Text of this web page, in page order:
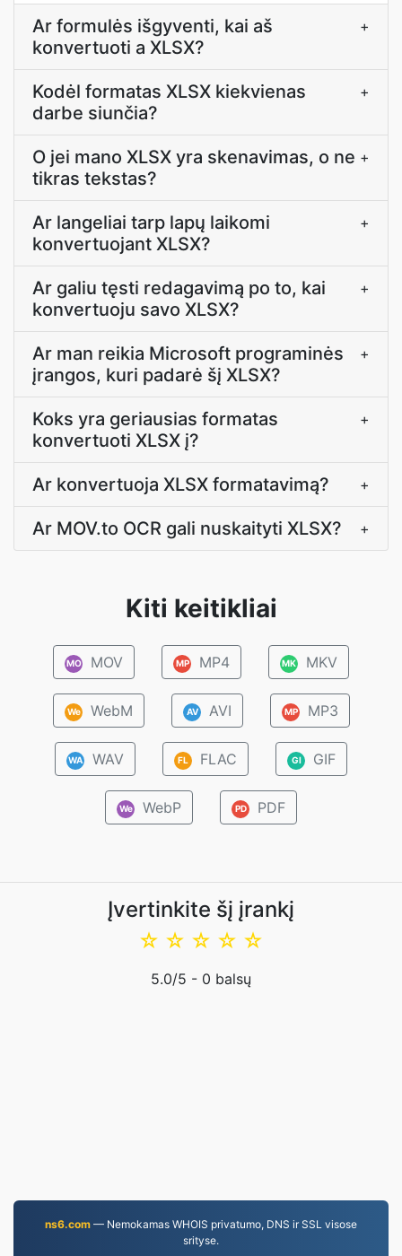
Ar formulės išgyventi, kai aš
konvertuoti a XLSX?
+
Kodėl formatas XLSX kiekvienas
darbe siunčia?
+
O jei mano XLSX yra skenavimas, o ne
tikras tekstas?
+
Ar langeliai tarp lapų laikomi
konvertuojant XLSX?
+
Ar galiu tęsti redagavimą po to, kai
konvertuoju savo XLSX?
+
Ar man reikia Microsoft programinės
įrangos, kuri padarė šį XLSX?
+
Koks yra geriausias formatas
konvertuoti XLSX į?
+
Ar konvertuoja XLSX formatavimą? +
Ar MOV.to OCR gali nuskaityti XLSX? +
Kiti keitikliai
MO MOV MP MP4 MK MKV
We WebM AV AVI MP MP3
WA WAV FL FLAC GI GIF
We WebP PD PDF
Įvertinkite šį įrankį
☆
☆
☆
☆
☆
5.0/5 - 0 balsų
ns6.com — Nemokamas WHOIS privatumo, DNS ir SSL visose
srityse.